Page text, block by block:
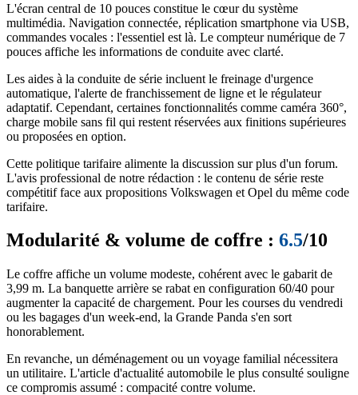
L'écran central de 10 pouces constitue le cœur du système
multimédia. Navigation connectée, réplication smartphone via USB,
commandes vocales : l'essentiel est là. Le compteur numérique de 7
pouces affiche les informations de conduite avec clarté.
Les aides à la conduite de série incluent le freinage d'urgence
automatique, l'alerte de franchissement de ligne et le régulateur
adaptatif. Cependant, certaines fonctionnalités comme caméra 360°,
charge mobile sans fil qui restent réservées aux finitions supérieures
ou proposées en option.
Cette politique tarifaire alimente la discussion sur plus d'un forum.
L'avis professional de notre rédaction : le contenu de série reste
compétitif face aux propositions Volkswagen et Opel du même code
tarifaire.
Modularité & volume de coffre : 6.5/10
Le coffre affiche un volume modeste, cohérent avec le gabarit de
3,99 m. La banquette arrière se rabat en configuration 60/40 pour
augmenter la capacité de chargement. Pour les courses du vendredi
ou les bagages d'un week-end, la Grande Panda s'en sort
honorablement.
En revanche, un déménagement ou un voyage familial nécessitera
un utilitaire. L'article d'actualité automobile le plus consulté souligne
ce compromis assumé : compacité contre volume.